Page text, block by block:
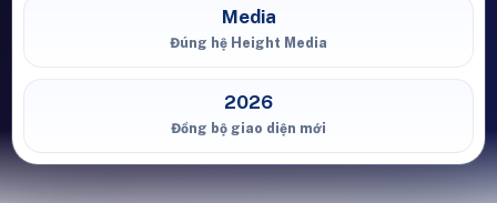
Media
Đúng hệ Height Media
2026
Đồng bộ giao diện mới